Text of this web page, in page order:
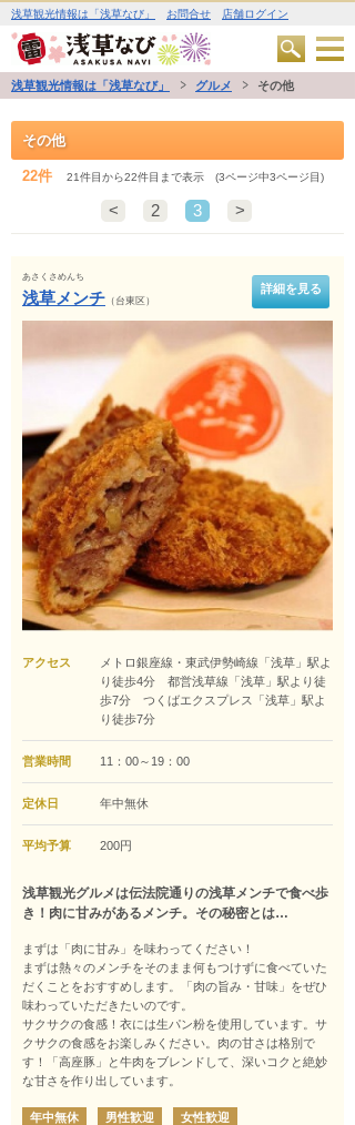
浅草観光情報は「浅草なび」 お問合せ 店舗ログイン
浅草観光情報は「浅草なび」 グルメ その他
その他
22件 21件目から22件目まで表示 (3ページ中3ページ目)
< 2 3 >
あさくさめんち
浅草メンチ （台東区）
詳細を見る
アクセス
メトロ銀座線・東武伊勢崎線「浅草」駅よ
り徒歩4分 都営浅草線「浅草」駅より徒
歩7分 つくばエクスプレス「浅草」駅よ
り徒歩7分
営業時間 11：00～19：00
定休日 年中無休
平均予算 200円
浅草観光グルメは伝法院通りの浅草メンチで食べ歩
き！肉に甘みがあるメンチ。その秘密とは…
まずは「肉に甘み」を味わってください！
まずは熱々のメンチをそのまま何もつけずに食べていた
だくことをおすすめします。「肉の旨み・甘味」をぜひ
味わっていただきたいのです。
サクサクの食感！衣には生パン粉を使用しています。サ
クサクの食感をお楽しみください。肉の甘さは格別で
す！「高座豚」と牛肉をブレンドして、深いコクと絶妙
な甘さを作り出しています。
年中無休 男性歓迎 女性歓迎